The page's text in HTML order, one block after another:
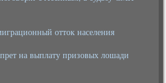
отток населения
на выплату призовых лошади